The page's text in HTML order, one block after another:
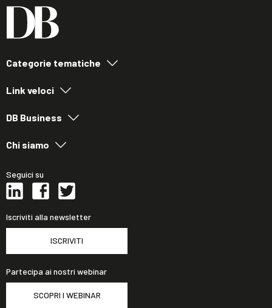
Categorie tematiche
Link veloci
DB Business
Chi siamo
Seguici su
Iscriviti alla newsletter
ISCRIVITI
Partecipa ai nostri webinar
SCOPRI I WEBINAR